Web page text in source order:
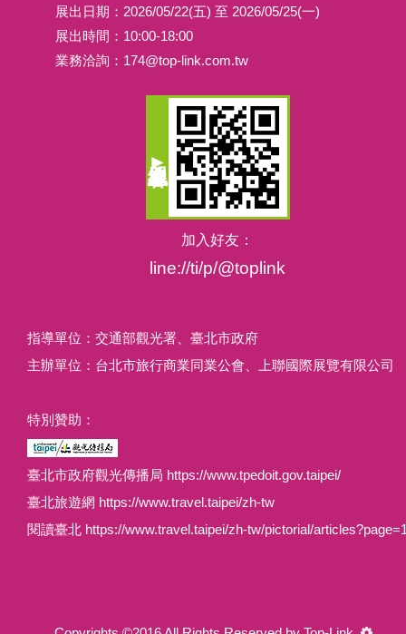
展出日期：2026/05/22(五) 至 2026/05/25(一)
展出時間：10:00-18:00
業務洽詢： 174@top-link.com.tw
加入好友：
line://ti/p/@toplink
指導單位：交通部觀光署、臺北市政府
主辦單位：台北市旅行商業同業公會、上聯國際展覽有限公司
特別贊助：
臺北市政府觀光傳播局 https://www.tpedoit.gov.taipei/
臺北旅遊網 https://www.travel.taipei/zh-tw
閱讀臺北 https://www.travel.taipei/zh-tw/pictorial/